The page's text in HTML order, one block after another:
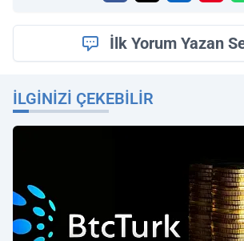
İlk Yorum Yazan
İLGINIZI ÇEKEBILIR